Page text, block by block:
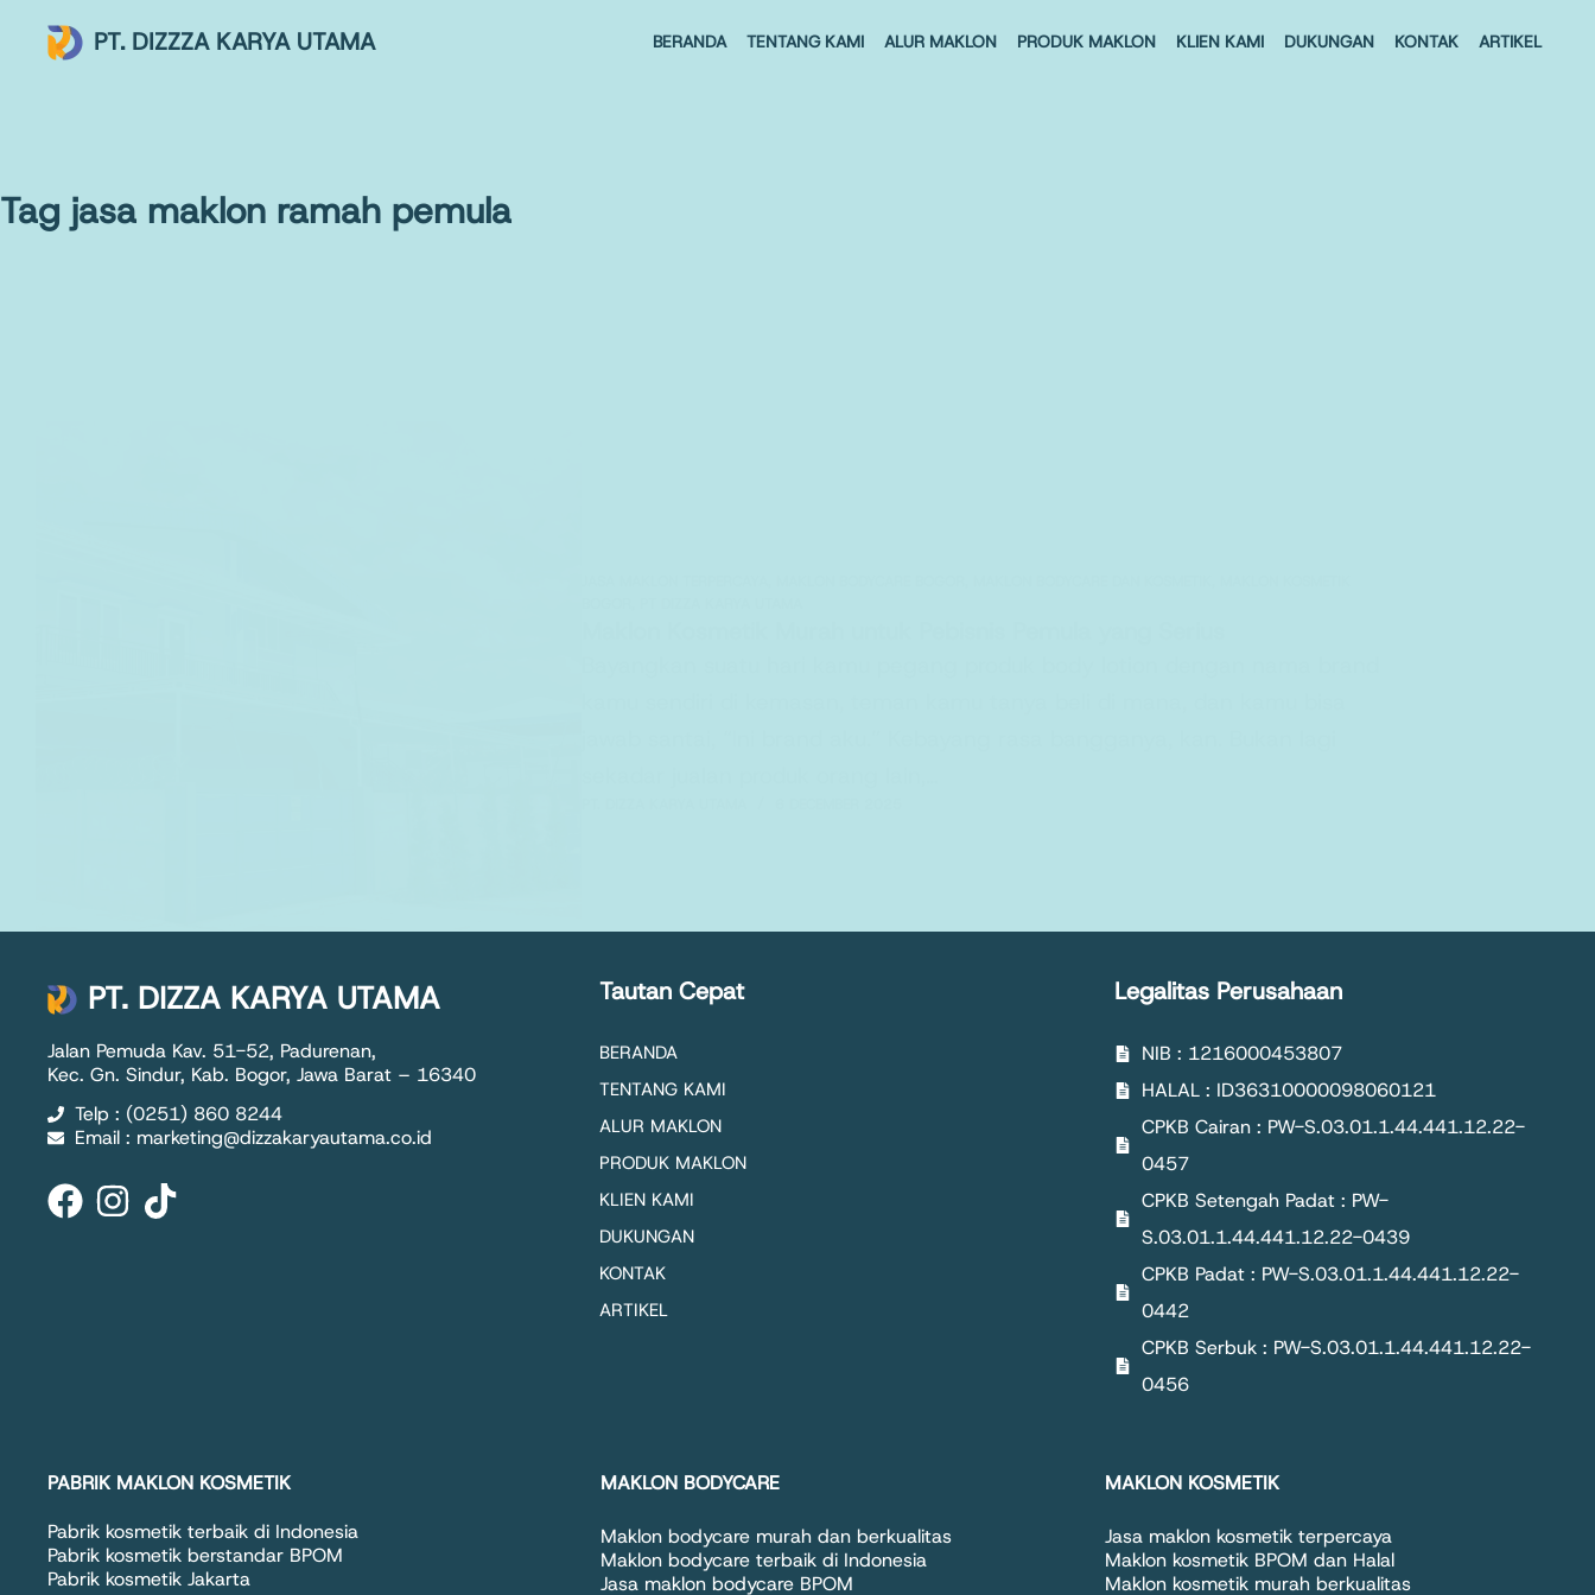
PT. DIZZZA KARYA UTAMA BERANDA TENTANG KAMI ALUR MAKLON PRODUK MAKLON KLIEN KAMI DUKUNGAN KONTAK ARTIKEL
Tag jasa maklon ramah pemula
PT. DIZZA KARYA UTAMA
Jalan Pemuda Kav. 51-52, Padurenan,
Kec. Gn. Sindur, Kab. Bogor, Jawa Barat – 16340
Telp : (0251) 860 8244
Email : marketing@dizzakaryautama.co.id
Tautan Cepat
BERANDA
TENTANG KAMI
ALUR MAKLON
PRODUK MAKLON
KLIEN KAMI
DUKUNGAN
KONTAK
ARTIKEL
Legalitas Perusahaan
NIB : 1216000453807
HALAL : ID36310000098060121
CPKB Cairan : PW-S.03.01.1.44.441.12.22-
0457
CPKB Setengah Padat : PW-
S.03.01.1.44.441.12.22-0439
CPKB Padat : PW-S.03.01.1.44.441.12.22-
0442
CPKB Serbuk : PW-S.03.01.1.44.441.12.22-
0456
PABRIK MAKLON KOSMETIK
Pabrik kosmetik terbaik di Indonesia
Pabrik kosmetik berstandar BPOM
Pabrik kosmetik Jakarta
MAKLON BODYCARE
Maklon bodycare murah dan berkualitas
Maklon bodycare terbaik di Indonesia
Jasa maklon bodycare BPOM
MAKLON KOSMETIK
Jasa maklon kosmetik terpercaya
Maklon kosmetik BPOM dan Halal
Maklon kosmetik murah berkualitas